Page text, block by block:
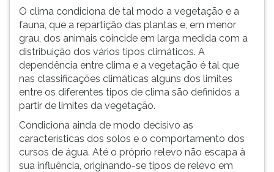
O clima condiciona de tal modo a vegetação e a
fauna, que a repartição das plantas e, em menor
grau, dos animais coincide em larga medida com a
distribuição dos vários tipos climáticos. A
dependência entre clima e a vegetação é tal que
nas classificações climáticas alguns dos limites
entre os diferentes tipos de clima são definidos a
partir de limites da vegetação.
Condiciona ainda de modo decisivo as
características dos solos e o comportamento dos
cursos de água. Até o próprio relevo não escapa à
sua influência, originando-se tipos de relevo em